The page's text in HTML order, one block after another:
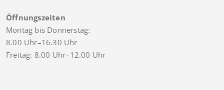
Öffnungszeiten
Montag bis Donnerstag:
8.00 Uhr–16.30 Uhr
Freitag: 8.00 Uhr–12.00 Uhr